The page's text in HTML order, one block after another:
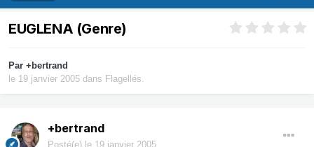
EUGLENA (Genre)
Par +bertrand
le 19 janvier 2005 dans Flagellés.
+bertrand
Posté(e) le 19 janvier 2005